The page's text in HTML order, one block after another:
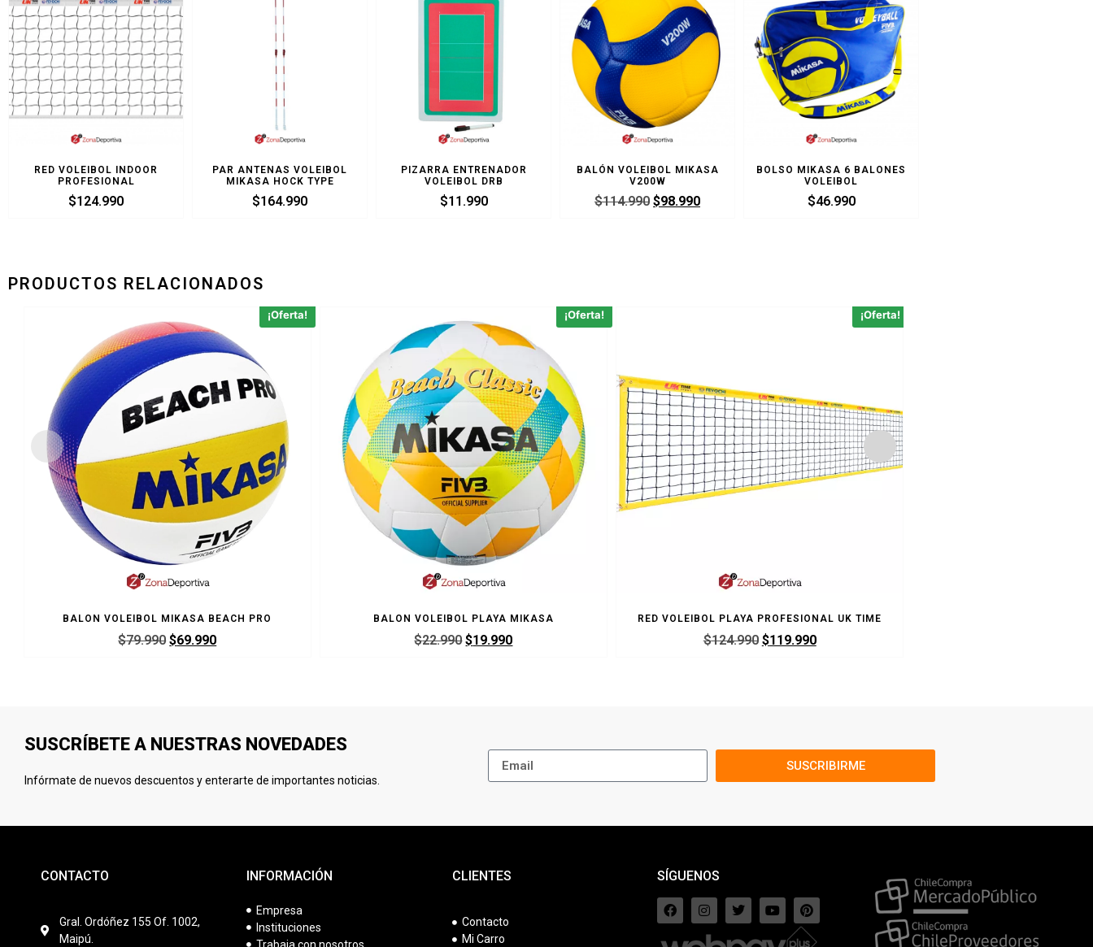
RED VOLEIBOL INDOOR
PROFESIONAL
$124.990
PAR ANTENAS VOLEIBOL
MIKASA HOCK TYPE
$164.990
PIZARRA ENTRENADOR
VOLEIBOL DRB
$11.990
BALÓN VOLEIBOL MIKASA
V200W
$114.990 $98.990
BOLSO MIKASA 6 BALONES
VOLEIBOL
$46.990
PRODUCTOS RELACIONADOS
¡Oferta!
BALON VOLEIBOL MIKASA BEACH PRO
$79.990 $69.990
¡Oferta!
BALON VOLEIBOL PLAYA MIKASA
$22.990 $19.990
¡Oferta!
RED VOLEIBOL PLAYA PROFESIONAL UK TIME
$124.990 $119.990
SUSCRÍBETE A NUESTRAS NOVEDADES
Infórmate de nuevos descuentos y enterarte de importantes noticias.
SUSCRIBIRME
CONTACTO
Gral. Ordóñez 155 Of. 1002,
Maipú.
INFORMACIÓN
Empresa
Instituciones
Trabaja con nosotros
CLIENTES
Contacto
Mi Carro
SÍGUENOS